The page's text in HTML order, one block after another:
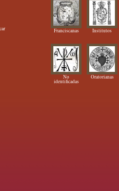
Franciscanas Institutos
No
identificadas
Oratorianas